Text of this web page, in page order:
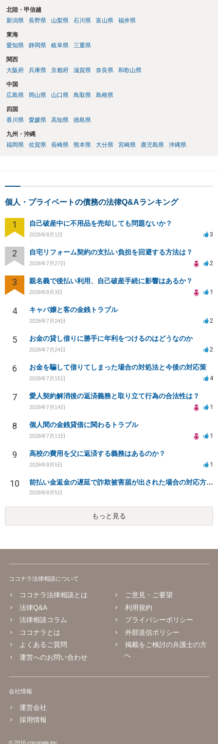
北陸・甲信越
新潟県
長野県 山梨県 石川県 富山県 福井県
東海
愛知県
静岡県 岐阜県 三重県
関西
大阪府
兵庫県 京都府 滋賀県 奈良県 和歌山県
中国
広島県
岡山県 山口県 鳥取県 島根県
四国
香川県
愛媛県 高知県 徳島県
九州・沖縄
福岡県
佐賀県 長崎県 熊本県 大分県 宮崎県 鹿児島県 沖縄県
個人・プライベートの債務の法律Q&Aランキング
1 自己破産中に不用品を売却しても問題ないか？
2026年8月1日 3
2 自宅リフォーム契約の支払い負担を回避する方法は？
2026年7月27日 2
3 親名義で後払い利用、自己破産手続に影響はあるか？
2026年8月3日 1
4 キャバ嬢と客の金銭トラブル
2026年7月24日 2
5 お金の貸し借りに勝手に年利をつけるのはどうなのか
2026年7月24日 2
6 お金を騙して借りてしまった場合の対処法と今後の対応策
2026年7月15日 4
7 愛人契約解消後の返済義務と取り立て行為の合法性は？
2026年7月14日 1
8 個人間の金銭貸借に関わるトラブル
2026年7月13日 1
9 高校の費用を父に返済する義務はあるのか？
2026年8月5日 1
10 前払い金返金の遅延で詐欺被害届が出された場合の対応方法は？
2026年8月5日
もっと見る
ココナラ法律相談について
ココナラ法律相談とは
法律Q&A
法律相談コラム
ココナラとは
よくあるご質問
運営へのお問い合わせ
ご意見・ご要望
利用規約
プライバシーポリシー
外部送信ポリシー
掲載をご検討の弁護士の方
へ
会社情報
運営会社
採用情報
© 2016 coconala Inc.